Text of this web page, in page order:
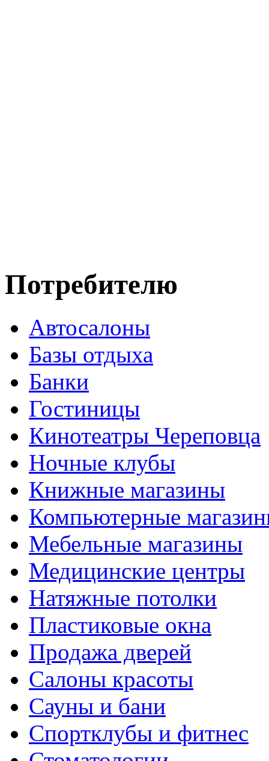
Потребителю
Автосалоны
Базы отдыха
Банки
Гостиницы
Кинотеатры Череповца
Ночные клубы
Книжные магазины
Компьютерные
Мебельные магазины
Медицинские центры
Натяжные потолки
Пластиковые окна
Продажа дверей
Салоны красоты
Сауны и бани
Спортклубы и фитнес